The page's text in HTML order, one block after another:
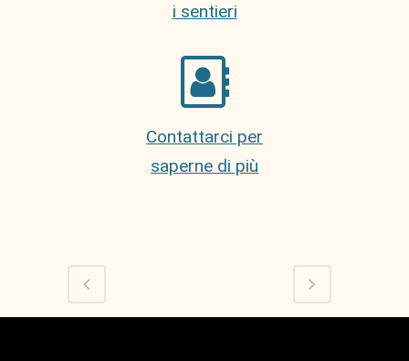
i sentieri
Contattarci per
saperne di più